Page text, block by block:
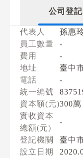
公司登記
代表人
孫惠
員工數量
-
費用
-
地址
臺中
電話
-
統一編號
資本額(元)300萬
實收資本
總額(元)
-
登記機關
臺中
設立日期